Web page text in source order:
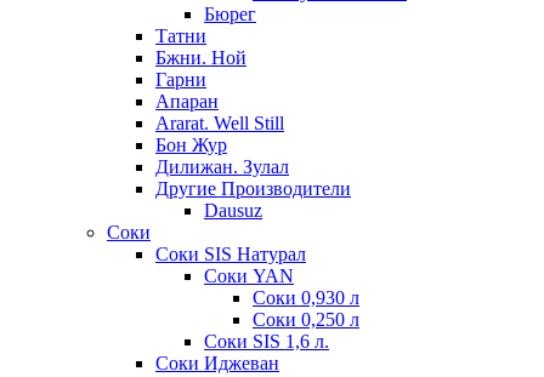
Бюрег
Татни
Бжни. Ной
Гарни
Апаран
Ararat. Well Still
Бон Жур
Дилижан. Зулал
Другие Производители
Dausuz
Соки
Соки SIS Натурал
Соки YAN
Соки 0,930 л
Соки 0,250 л
Соки SIS 1,6 л.
Соки Иджеван